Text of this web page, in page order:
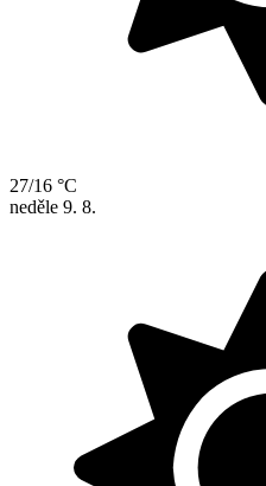
27/16 °C
neděle 9. 8.